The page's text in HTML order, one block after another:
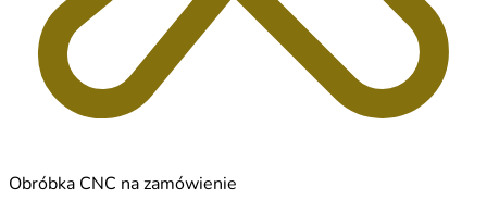
Obróbka CNC na zamówienie